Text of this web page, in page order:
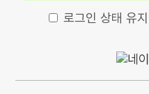
로그인 상태 유지